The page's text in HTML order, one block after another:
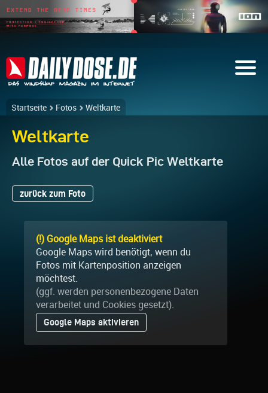
Startseite Fotos Weltkarte
Weltkarte
Alle Fotos auf der Quick Pic Weltkarte
zurück zum Foto
(!) Google Maps ist deaktiviert
Google Maps wird benötigt, wenn du
Fotos mit Kartenposition anzeigen
möchtest.
(ggf. werden personen­bezogene Daten
verarbeitet und Cookies gesetzt).
Google Maps aktivieren